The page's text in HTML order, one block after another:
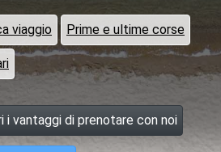
viaggio Prime e ultime corse
i vantaggi di prenotare con noi